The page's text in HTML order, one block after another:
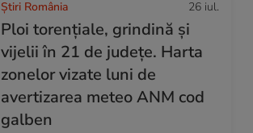
Știri România 26 iul.
Ploi torențiale, grindină și
vijelii în 21 de județe. Harta
zonelor vizate luni de
avertizarea meteo ANM cod
galben